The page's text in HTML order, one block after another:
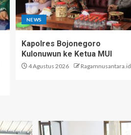
NEWS
Kapolres Bojonegoro
Kulonuwun ke Ketua MUI
4 Agustus 2026 Ragamnusantara.id